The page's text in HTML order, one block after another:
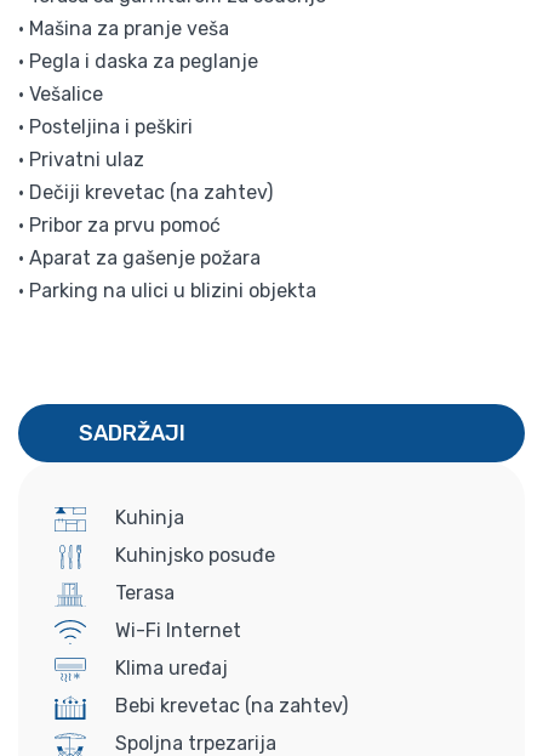
• Mašina za pranje veša
• Pegla i daska za peglanje
• Vešalice
• Posteljina i peškiri
• Privatni ulaz
• Dečiji krevetac (na zahtev)
• Pribor za prvu pomoć
• Aparat za gašenje požara
• Parking na ulici u blizini objekta
SADRŽAJI
Kuhinja
Kuhinjsko posuđe
Terasa
Wi-Fi Internet
Klima uređaj
Bebi krevetac (na zahtev)
Spoljna trpezarija